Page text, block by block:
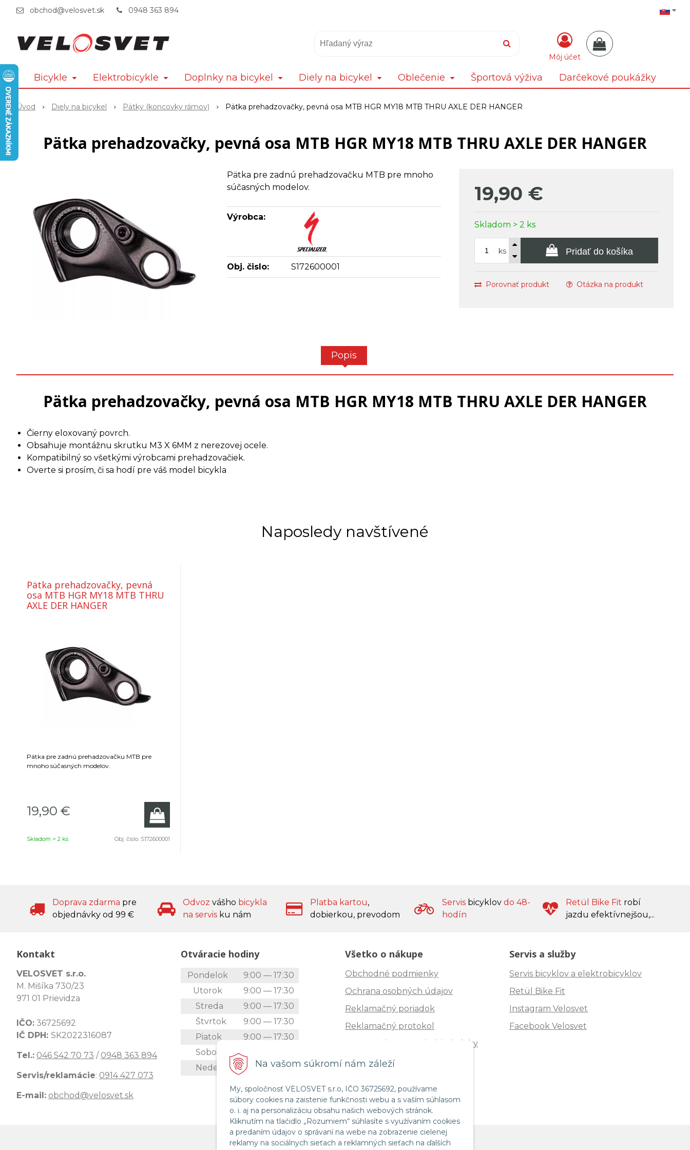
Na vašom súkromí nám záleží
My, spoločnosť VELOSVET s.r.o, IČO 36725692, používame
súbory cookies na zaistenie funkčnosti webu a s vaším súhlasom
o. i. aj na personalizáciu obsahu našich webových stránok.
Kliknutím na tlačidlo „Rozumiem“ súhlasíte s využívaním cookies
a predaním údajov o správaní na webe na zobrazenie cielenej
reklamy na sociálnych sieťach a reklamných sieťach na ďalších
obchod@velosvet.sk 0948 363 894
Môj účet
Bicykle Elektrobicykle Doplnky na bicykel Diely na bicykel Oblečenie Športová výživa Darčekové poukážky
Úvod Diely na bicykel Pätky (koncovky rámov) Pätka prehadzovačky, pevná osa MTB HGR MY18 MTB THRU AXLE DER HANGER
Pätka prehadzovačky, pevná osa MTB HGR MY18 MTB THRU AXLE DER HANGER
19,90 €
Skladom > 2 ks
ks Pridať do košíka
Porovnať produkt Otázka na produkt
Pätka pre zadnú prehadzovačku MTB pre mnoho
súčasných modelov.
Výrobca:
Obj. čislo: S172600001
Popis
Pätka prehadzovačky, pevná osa MTB HGR MY18 MTB THRU AXLE DER HANGER
Čierny eloxovaný povrch.
Obsahuje montážnu skrutku M3 X 6MM z nerezovej ocele.
Kompatibilný so všetkými výrobcami prehadzovačiek.
Overte si prosím, či sa hodí pre váš model bicykla
Naposledy navštívené
Pätka prehadzovačky, pevná
osa MTB HGR MY18 MTB THRU
AXLE DER HANGER
Pätka pre zadnú prehadzovačku MTB pre
mnoho súčasných modelov.
19,90 €
Skladom > 2 ks Obj. čislo: S172600001
Doprava zdarma pre
objednávky od 99 €
Odvoz vášho bicykla
na servis ku nám
Platba kartou,
dobierkou, prevodom
Servis bicyklov do 48-
hodín
Retül Bike Fit robí
jazdu efektívnejšou,...
Kontakt
VELOSVET s.r.o.
M. Mišíka 730/23
971 01 Prievidza
IČO: 36725692
IČ DPH: SK2022316087
Tel.: 046 542 70 73 / 0948 363 894
Servis/reklamácie: 0914 427 073
E-mail: obchod@velosvet.sk
Otváracie hodiny
Pondelok
9:00 — 17:30
Utorok
9:00 — 17:30
Streda
9:00 — 17:30
Štvrtok
9:00 — 17:30
Piatok
9:00 — 17:30
Sobota
9:00 — 12:00
Nedeľa
Zatvorené
Všetko o nákupe
Obchodné podmienky
Ochrana osobných údajov
Reklamačný poriadok
Reklamačný protokol
Zrušenie (STORNO) objednávky
Doprava
Štatút súťaže "Vianoce 2025"
Servis a služby
Servis bicyklov a elektrobicyklov
Retül Bike Fit
Instagram Velosvet
Facebook Velosvet
© 2026 Velosvet •NextShop&e-shop Pohoda ConnectorbyNextCom s.r.o.